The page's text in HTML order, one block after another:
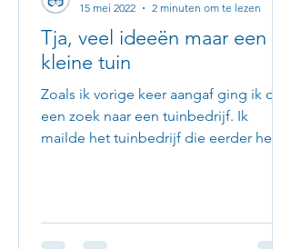
Tja, veel ideeën maar een
kleine tuin
Zoals ik vorige keer aangaf ging ik op
een zoek naar een tuinbedrijf. Ik
mailde het tuinbedrijf die eerder het
15 mei 2022
2 minuten om te lezen